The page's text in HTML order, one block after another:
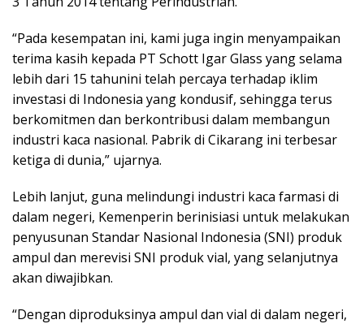
“Pada kesempatan ini, kami juga ingin menyampaikan
terima kasih kepada PT Schott Igar Glass yang selama
lebih dari 15 tahunini telah percaya terhadap iklim
investasi di Indonesia yang kondusif, sehingga terus
berkomitmen dan berkontribusi dalam membangun
industri kaca nasional. Pabrik di Cikarang ini terbesar
ketiga di dunia,” ujarnya.
Lebih lanjut, guna melindungi industri kaca farmasi di
dalam negeri, Kemenperin berinisiasi untuk melakukan
penyusunan Standar Nasional Indonesia (SNI) produk
ampul dan merevisi SNI produk vial, yang selanjutnya
akan diwajibkan.
“Dengan diproduksinya ampul dan vial di dalam negeri,